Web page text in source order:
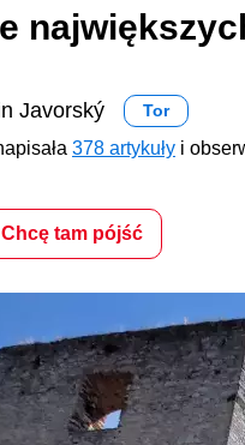
Javorský Tor
378 artykuły i
Chcę tam pójść